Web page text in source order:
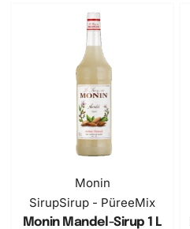
Monin
SirupSirup - PüreeMix
Monin Mandel-Sirup 1 L